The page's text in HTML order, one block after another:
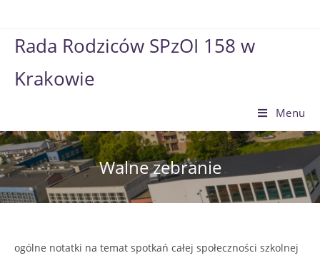
contentRada Rodziców SPzOI 158 w
Krakowie
Menu
Walne zebranie
ogólne notatki na temat spotkań całej społeczności szkolnej